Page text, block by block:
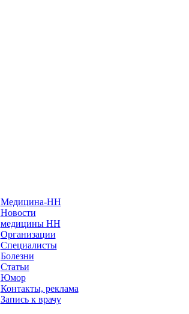
Медицина-НН
Новости
медицины НН
Организации
Специалисты
Болезни
Статьи
Юмор
Контакты, реклама
Запись к врачу